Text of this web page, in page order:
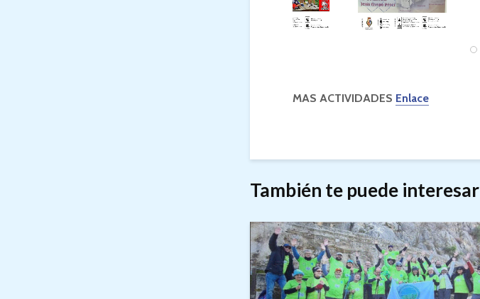
MAS ACTIVIDADES Enlace
También te puede interesar